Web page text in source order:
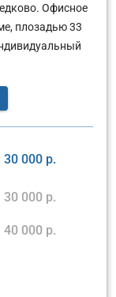
Офисное
плозадью 33
30 000 р.
30 000 р.
40 000 р.